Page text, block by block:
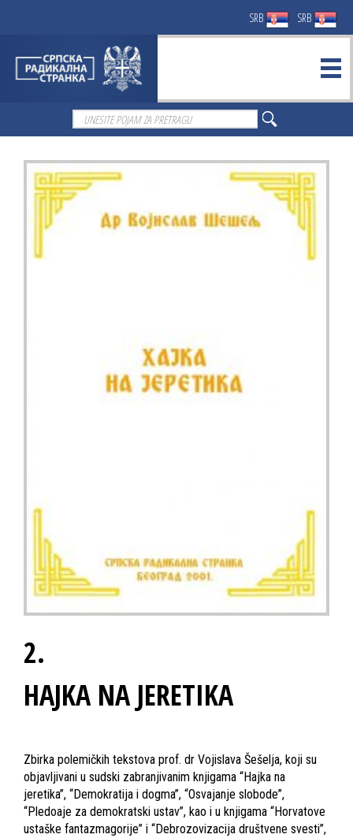
SRB SRB
2.
HAJKA NA JERETIKA
Zbirka polemičkih tekstova prof. dr Vojislava Šešelja, koji su
objavljivani u sudski zabranjivanim knjigama “Hajka na
jeretika”, “Demokratija i dogma”, “Osvajanje slobode”,
“Pledoaje za demokratski ustav”, kao i u knjigama “Horvatove
ustaške fantazmagorije” i “Debrozovizacija društvene svesti”,